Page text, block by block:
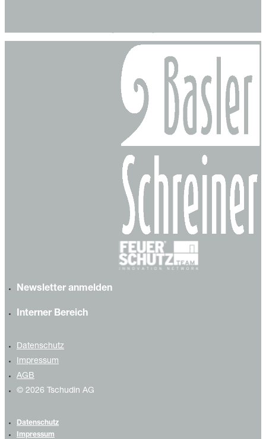
Newsletter anmelden
Interner Bereich
Datenschutz
Impressum
AGB
© 2026 Tschudin AG
Datenschutz
Impressum